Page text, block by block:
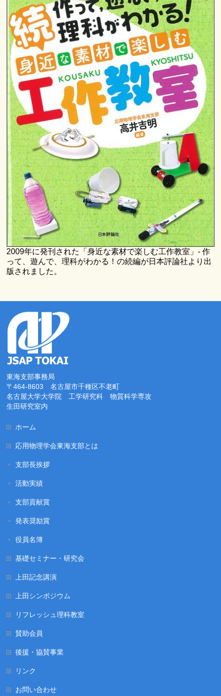
2009年に発刊された「身近な素材で楽しむ工作教室」- 作
って、遊んで、理科がわかる！の続編が日本評論社より出
版されました。
東海支部事務局
〒464-8603 名古屋市千種区不老町
名古屋大学大学院 工学研究科 物質科学専攻
生田研究室内
ホーム
応用物理学会東海支部とは
支部長挨拶
活動実績
支部貢献賞
発表奨励賞
役員名簿
基礎セミナー・研究会
上田記念講演
上田シンポジウム
リフレッシュ理科教室
賛助会員
後援・協賛事業
リンク
お問い合わせ